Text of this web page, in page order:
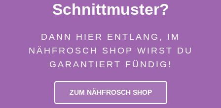
Schnittmuster?
DANN HIER ENTLANG, IM
NÄHFROSCH SHOP WIRST DU
GARANTIERT FÜNDIG!
ZUM NÄHFROSCH SHOP